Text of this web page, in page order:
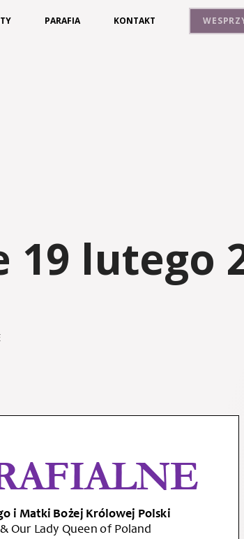
PARAFIA KONTAKT
lutego